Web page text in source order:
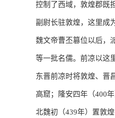
控制了西域，敦煌郡既
副尉长驻敦煌，这里成
魏文帝曹丕篡位以后，
等一批名儒。前凉以这
东晋前凉时将敦煌、晋
高窟；隆安四年（400
北魏初（439年）置敦